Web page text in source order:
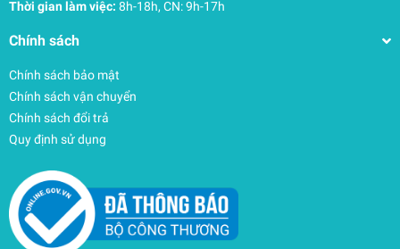
Thời gian làm việc: 8h-18h, CN: 9h-17h
Chính sách
Chính sách bảo mật
Chính sách vận chuyển
Chính sách đổi trả
Quy định sử dụng